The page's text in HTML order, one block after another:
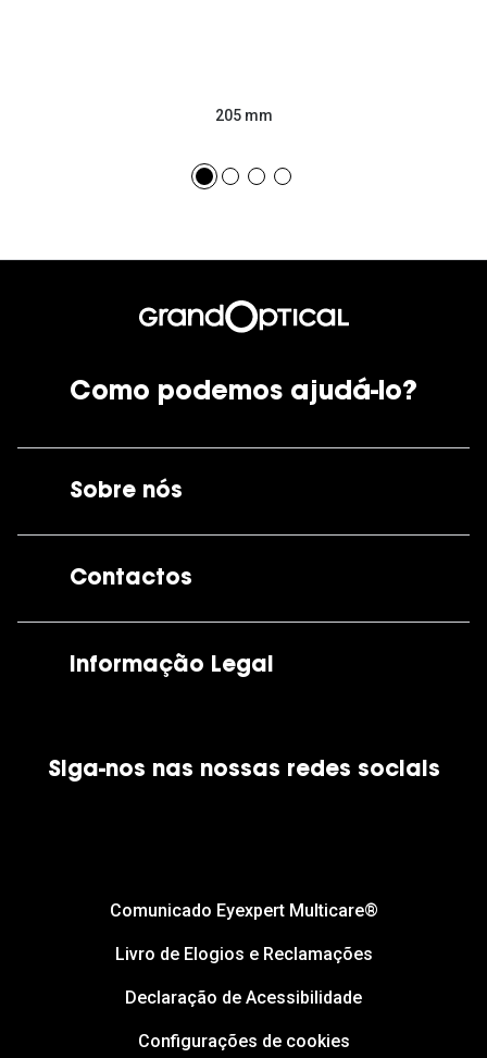
205 mm
Como podemos ajudá-lo?
Sobre nós
Contactos
Informação Legal
Política de Cookies
Siga-nos nas nossas redes sociais
Comunicado Eyexpert Multicare®
Livro de Elogios e Reclamações
Declaração de Acessibilidade
Configurações de cookies